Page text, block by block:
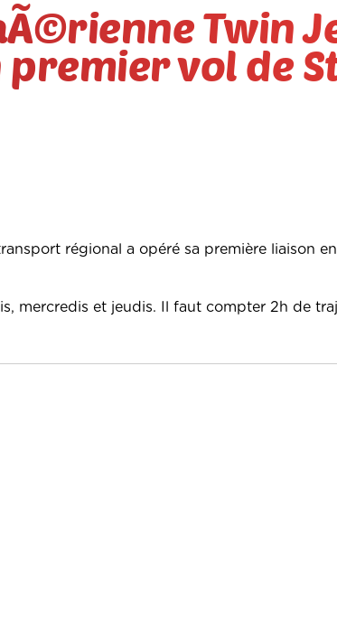
Twin
vol de
régional a opéré sa première liaison
mercredis et jeudis. Il faut compter 2h de